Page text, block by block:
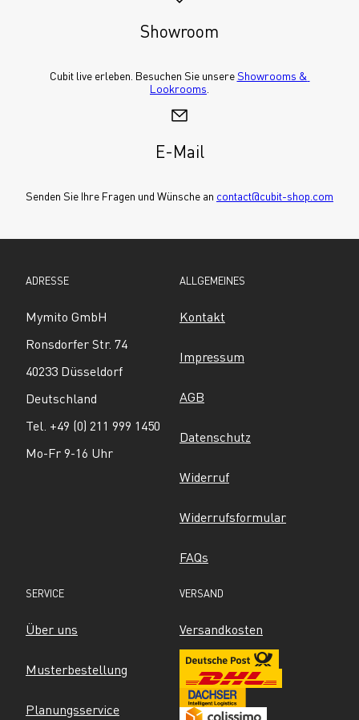
Showroom
Cubit live erleben. Besuchen Sie unsere Showrooms &
Lookrooms
E-Mail
Senden Sie Ihre Fragen und Wünsche an contact@cubit-shop.com
ADRESSE
Mymito GmbH
Ronsdorfer Str. 74
40233 Düsseldorf
Deutschland
Tel. +49 (0) 211 999 1450
Mo-Fr 9-16 Uhr
ALLGEMEINES
Kontakt
Impressum
AGB
Datenschutz
Widerruf
Widerrufsformular
FAQs
SERVICE
Über uns
Musterbestellung
Planungsservice
VERSAND
Versandkosten